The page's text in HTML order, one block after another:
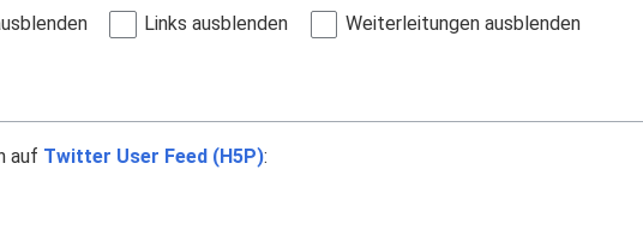
Links ausblenden Weiterleitungen ausblenden
auf Twitter User Feed (H5P):